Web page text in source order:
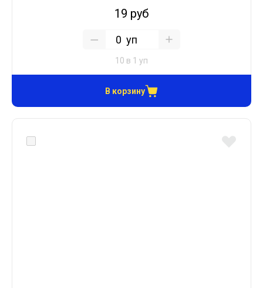
19 руб
уп
10 в 1 уп
В корзину